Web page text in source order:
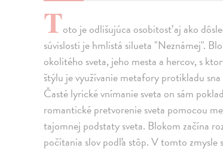
Toto je odlišujúca osobitosť aj ako
súvislosti je hmlistá silueta "Neznámej".
okolitého sveta, jeho mesta a hercov, s
štýlu je využívanie metafory protikladu
Časté lyrické vnímanie sveta on sám
romantické pretvorenie sveta pomocou
tajomnej podstaty sveta. Blokom začína
počítania slov podľa stôp. V tomto zmysle